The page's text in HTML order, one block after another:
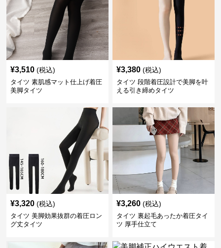
¥3,510 (税込)
タイツ 素肌感マット仕上げ着圧
美脚タイツ
¥3,380 (税込)
タイツ 段階着圧設計で美脚を叶
える引き締めタイツ
¥3,320 (税込)
タイツ 美脚効果抜群の着圧ロン
グ丈タイツ
¥3,260 (税込)
タイツ 裏起毛あったか着圧タイ
ツ 厚手仕立て